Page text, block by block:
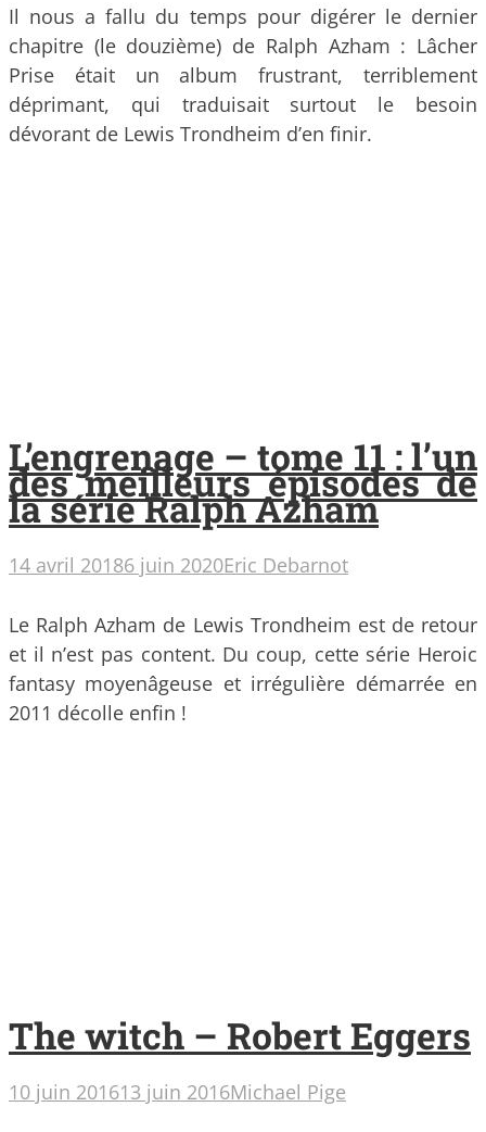
Il nous a fallu du temps pour digérer le dernier
chapitre (le douzième) de Ralph Azham : Lâcher
Prise était un album frustrant, terriblement
déprimant, qui traduisait surtout le besoin
dévorant de Lewis Trondheim d’en finir.
L’engrenage – tome 11 : l’un
des meilleurs épisodes de
la série Ralph Azham
14 avril 20186 juin 2020Eric Debarnot
Le Ralph Azham de Lewis Trondheim est de retour
et il n’est pas content. Du coup, cette série Heroic
fantasy moyenâgeuse et irrégulière démarrée en
2011 décolle enfin !
The witch – Robert Eggers
10 juin 201613 juin 2016Michael Pige